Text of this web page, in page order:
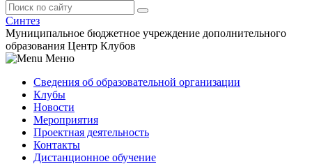
Синтез
Муниципальное бюджетное учреждение дополнительного
образования Центр Клубов
Меню
Сведения об образовательной организации
Клубы
Новости
Мероприятия
Проектная деятельность
Контакты
Дистанционное обучение